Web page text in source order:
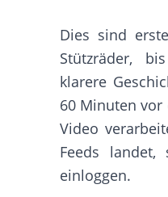
Dies sind
Stützräder,
klarere
60 Minuten
Video
Feeds landet,
einloggen.